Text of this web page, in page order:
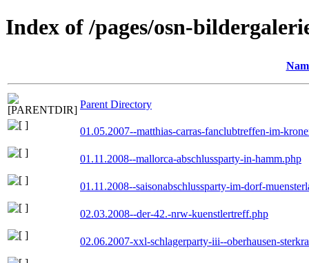
Index of /pages/osn-
Parent Directory
01.05.2007--matthias-carras-fanclubtreffen-im-
01.11.2008--mallorca-abschlussparty-in-hamm.php
01.11.2008--saisonabschlussparty-im-dorf-
02.03.2008--der-42.-nrw-kuenstlertreff.php
02.06.2007-xxl-schlagerparty-iii--oberhausen-